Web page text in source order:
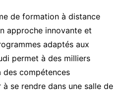
de formation à distance
approche innovante et
adaptés aux
permet à des milliers
des compétences
se rendre dans une salle de